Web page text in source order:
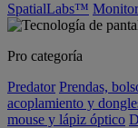
SpatialLabs™
Pro categoría
Predator Prendas,
acoplamiento y
mouse y lápiz óptico